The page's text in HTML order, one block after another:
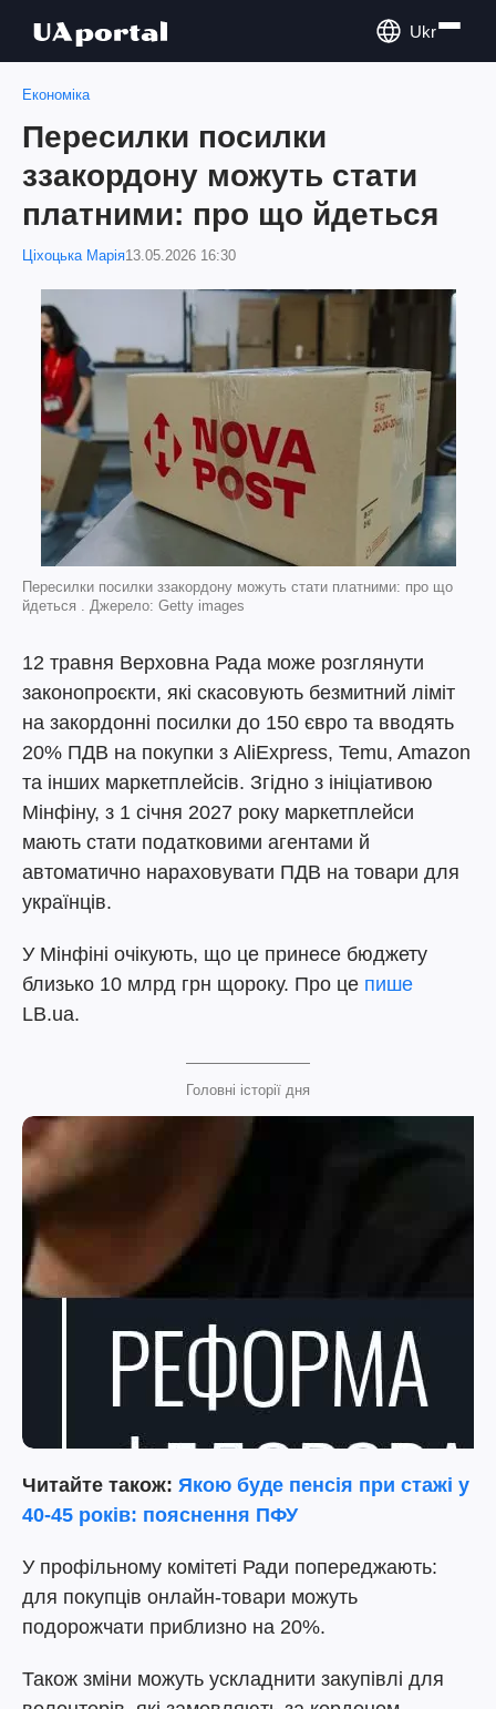
Ukr
Економіка
Пересилки посилки
ззакордону можуть стати
платними: про що йдеться
Ціхоцька Марія13.05.2026 16:30
Пересилки посилки ззакордону можуть стати платними: про що
йдеться . Джерело: Getty images
12 травня Верховна Рада може розглянути
законопроєкти, які скасовують безмитний ліміт
на закордонні посилки до 150 євро та вводять
20% ПДВ на покупки з AliExpress, Temu, Amazon
та інших маркетплейсів. Згідно з ініціативою
Мінфіну, з 1 січня 2027 року маркетплейси
мають стати податковими агентами й
автоматично нараховувати ПДВ на товари для
українців.
У Мінфіні очікують, що це принесе бюджету
близько 10 млрд грн щороку. Про це пише
LB.ua.
Головні історії дня
Читайте також: Якою буде пенсія при стажі у
40-45 років: пояснення ПФУ
У профільному комітеті Ради попереджають:
для покупців онлайн-товари можуть
подорожчати приблизно на 20%.
Також зміни можуть ускладнити закупівлі для